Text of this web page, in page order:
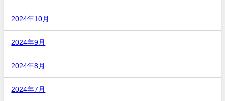
2024年10月
2024年9月
2024年8月
2024年7月